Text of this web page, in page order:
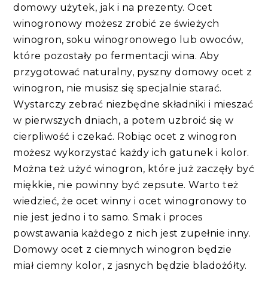
domowy użytek, jak i na prezenty. Ocet
winogronowy możesz zrobić ze świeżych
winogron, soku winogronowego lub owoców,
które pozostały po fermentacji wina. Aby
przygotować naturalny, pyszny domowy ocet z
winogron, nie musisz się specjalnie starać.
Wystarczy zebrać niezbędne składniki i mieszać
w pierwszych dniach, a potem uzbroić się w
cierpliwość i czekać. Robiąc ocet z winogron
możesz wykorzystać każdy ich gatunek i kolor.
Można też użyć winogron, które już zaczęły być
miękkie, nie powinny być zepsute. Warto też
wiedzieć, że ocet winny i ocet winogronowy to
nie jest jedno i to samo. Smak i proces
powstawania każdego z nich jest zupełnie inny.
Domowy ocet z ciemnych winogron będzie
miał ciemny kolor, z jasnych będzie bladożółty.